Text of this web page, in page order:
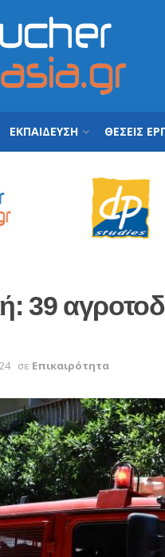
ΕΚΠΑΙΔΕΥΣΗ ΘΕΣΕΙΣ
39
σε Επικαιρότητα